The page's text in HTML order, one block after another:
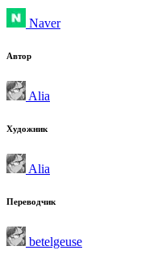
Naver
Автор
Alia
Художник
Alia
Переводчик
betelgeuse